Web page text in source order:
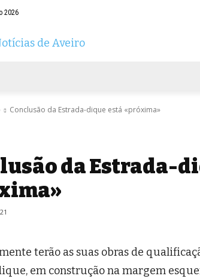
2026
Conclusão da Estrada-dique está «próxima»
da Estrada-
terão as suas obras de
em construção na margem